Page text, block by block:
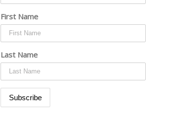
First Name
Last Name